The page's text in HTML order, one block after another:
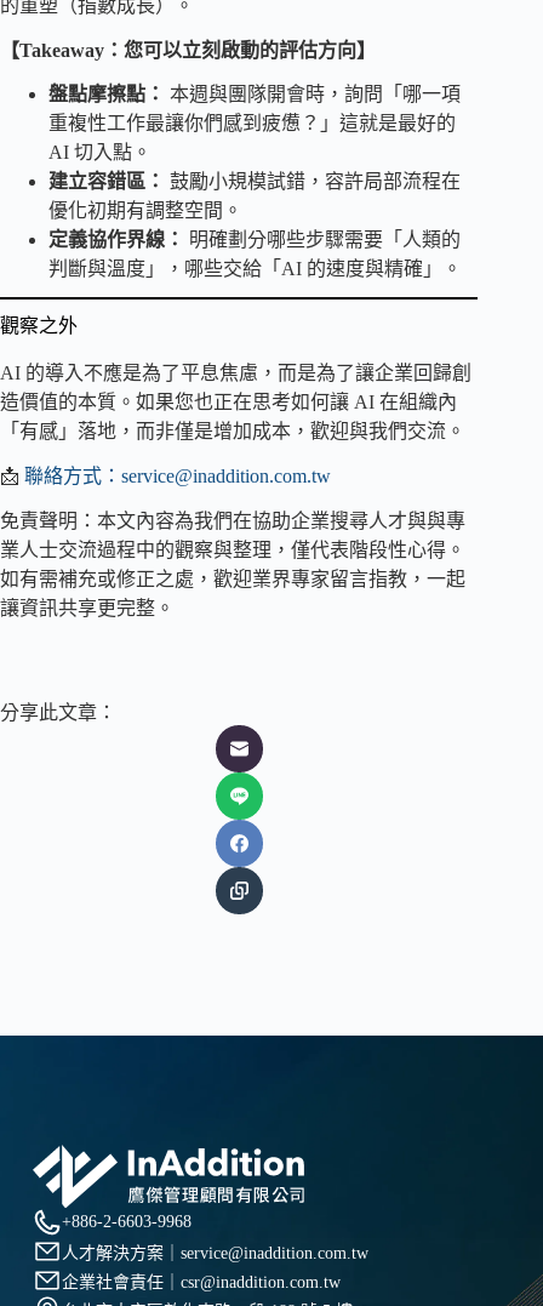
的重塑（指數成長）。
【Takeaway：您可以立刻啟動的評估方向】
盤點摩擦點： 本週與團隊開會時，詢問「哪一項
重複性工作最讓你們感到疲憊？」這就是最好的
AI 切入點。
建立容錯區： 鼓勵小規模試錯，容許局部流程在
優化初期有調整空間。
定義協作界線：
明確劃分哪些步驟需要「人類的
判斷與溫度」，哪些交給「AI 的速度與精確」。
觀察之外
AI 的導入不應是為了平息焦慮，而是為了讓企業回歸創
造價值的本質。如果您也正在思考如何讓 AI 在組織內
「有感」落地，而非僅是增加成本，歡迎與我們交流。
📩 聯絡方式： service@inaddition.com.tw
免責聲明：本文內容為我們在協助企業搜尋人才與與專
業人士交流過程中的觀察與整理，僅代表階段性心得。
如有需補充或修正之處，歡迎業界專家留言指教，一起
讓資訊共享更完整。
分享此文章：
+886-2-6603-9968
人才解決方案｜ service@inaddition.com.tw
企業社會責任｜ csr@inaddition.com.tw